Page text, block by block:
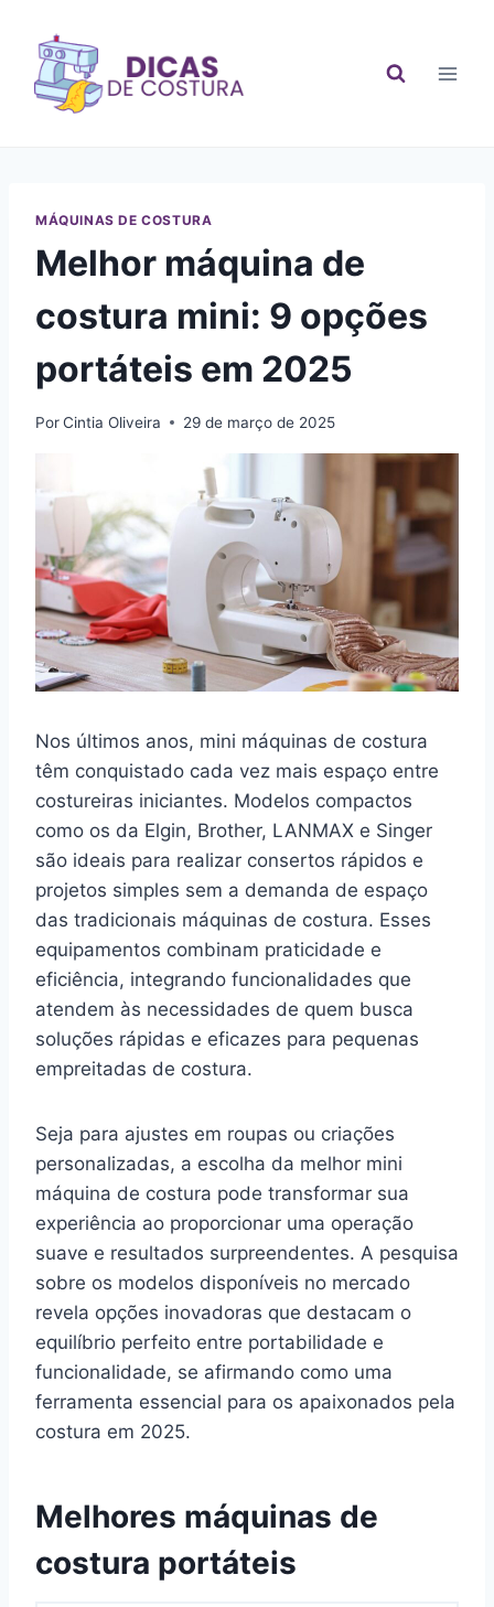
Conteúdo
MÁQUINAS DE COSTURA
Melhor máquina de
costura mini: 9 opções
portáteis em 2025
PorCintia Oliveira 29 de março de 2025
Nos últimos anos, mini máquinas de costura
têm conquistado cada vez mais espaço entre
costureiras iniciantes. Modelos compactos
como os da Elgin, Brother, LANMAX e Singer
são ideais para realizar consertos rápidos e
projetos simples sem a demanda de espaço
das tradicionais máquinas de costura. Esses
equipamentos combinam praticidade e
eficiência, integrando funcionalidades que
atendem às necessidades de quem busca
soluções rápidas e eficazes para pequenas
empreitadas de costura.
Seja para ajustes em roupas ou criações
personalizadas, a escolha da melhor mini
máquina de costura pode transformar sua
experiência ao proporcionar uma operação
suave e resultados surpreendentes. A pesquisa
sobre os modelos disponíveis no mercado
revela opções inovadoras que destacam o
equilíbrio perfeito entre portabilidade e
funcionalidade, se afirmando como uma
ferramenta essencial para os apaixonados pela
costura em 2025.
Melhores máquinas de
costura portáteis